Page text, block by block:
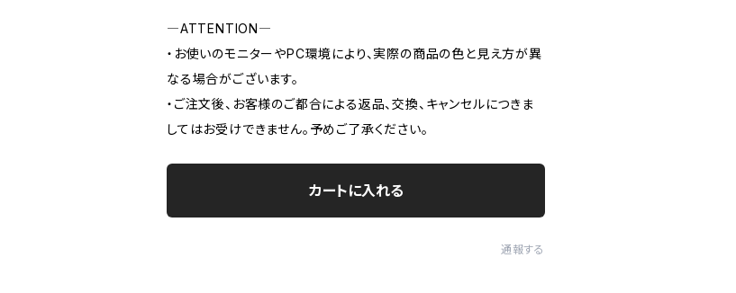
―ATTENTION―
・お使いのモニターやPC環境により、実際の商品の色と見え方が異
なる場合がございます。
・ご注文後、お客様のご都合による返品、交換、キャンセルにつきま
してはお受けできません。予めご了承ください。
カートに入れる
通報する